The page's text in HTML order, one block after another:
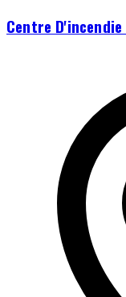
Centre